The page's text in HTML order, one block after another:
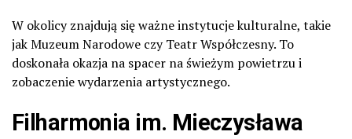
W okolicy znajdują się ważne instytucje kulturalne, takie
jak Muzeum Narodowe czy Teatr Współczesny. To
doskonała okazja na spacer na świeżym powietrzu i
zobaczenie wydarzenia artystycznego.
Filharmonia im. Mieczysława